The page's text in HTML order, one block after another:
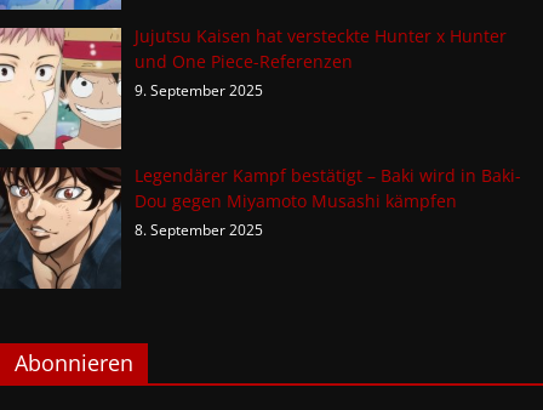
Jujutsu Kaisen hat versteckte Hunter x Hunter
und One Piece-Referenzen
9. September 2025
Legendärer Kampf bestätigt – Baki wird in Baki-
Dou gegen Miyamoto Musashi kämpfen
8. September 2025
Abonnieren